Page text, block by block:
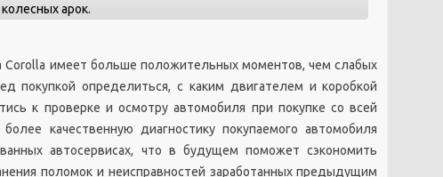
арок.
Corolla имеет больше положительных моментов, чем слабых
покупкой определиться, с каким двигателем и коробкой
к проверке и осмотру автомобиля при покупке со всей
качественную диагностику покупаемого автомобиля
автосервисах, что в будущем поможет сэкономить
поломок и неисправностей заработанных предыдущим